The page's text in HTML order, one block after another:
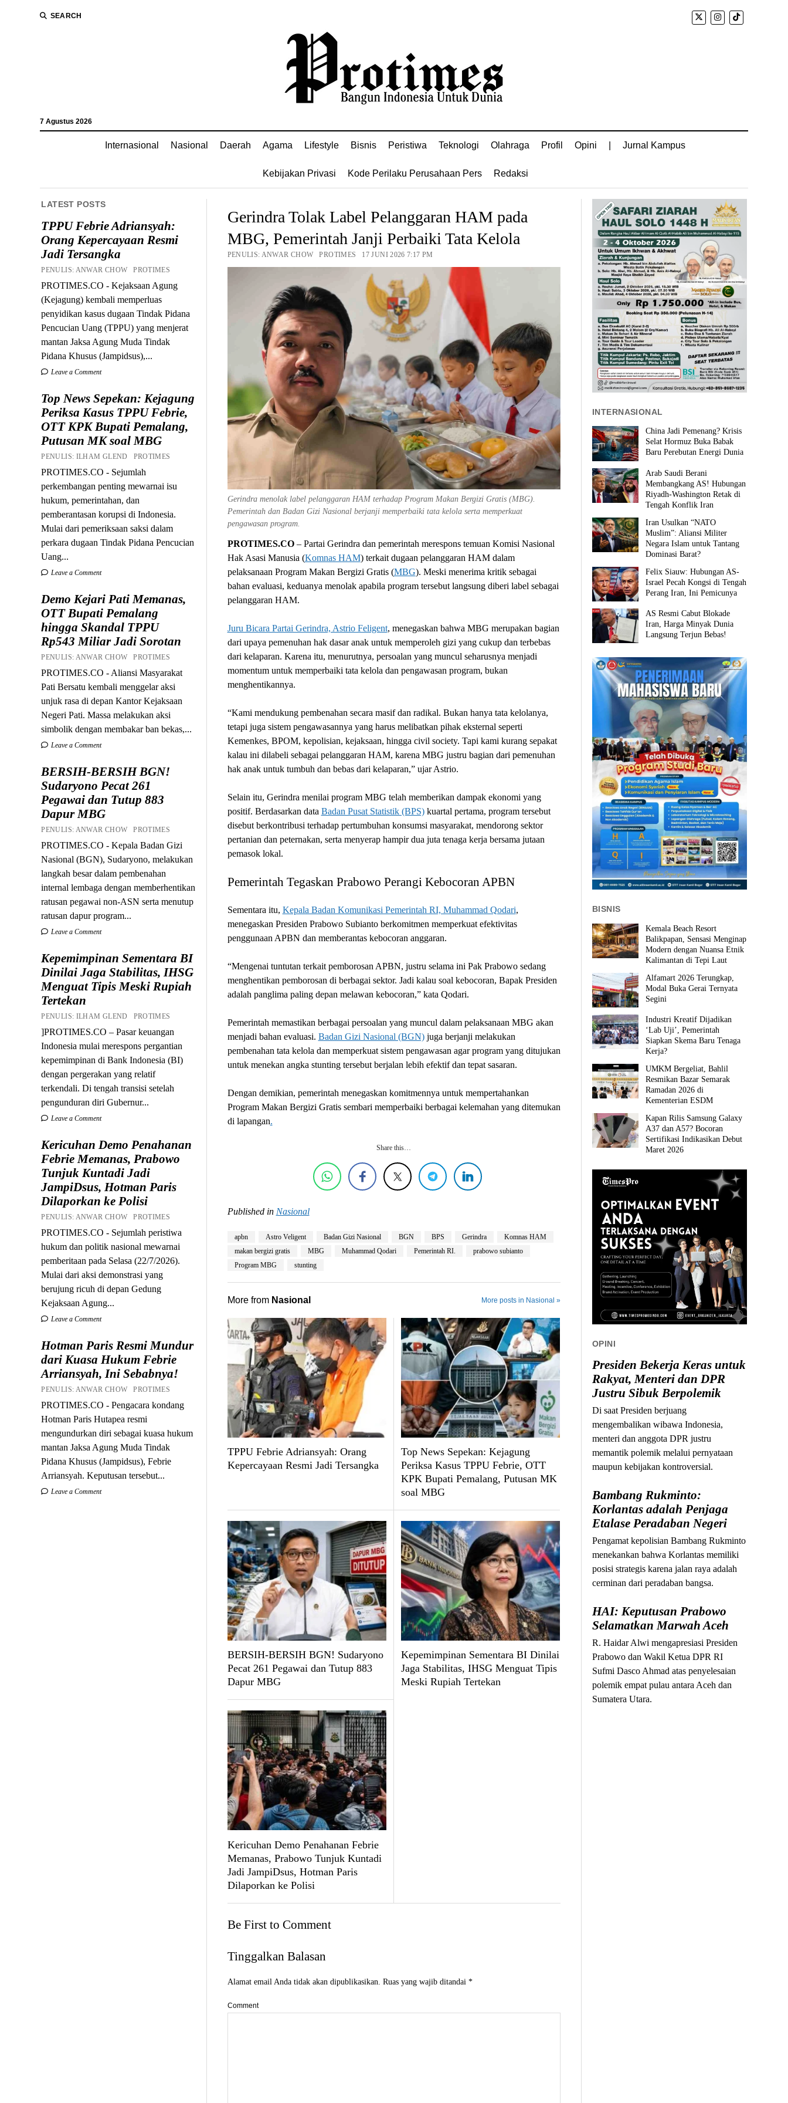
SEARCH
7 Agustus 2026
Internasional Nasional Daerah Agama Lifestyle Bisnis Peristiwa Teknologi Olahraga Profil Opini Jurnal Kampus
Kebijakan Privasi Kode Perilaku Perusahaan Pers Redaksi
LATEST POSTS
TPPU Febrie Adriansyah:
Orang Kepercayaan Resmi
Jadi Tersangka
PENULIS: ANWAR CHOW PROTIMES
PROTIMES.CO - Kejaksaan Agung
(Kejagung) kembali memperluas
penyidikan kasus dugaan Tindak Pidana
Pencucian Uang (TPPU) yang menjerat
mantan Jaksa Agung Muda Tindak
Pidana Khusus (Jampidsus),...
Leave a Comment
Top News Sepekan: Kejagung
Periksa Kasus TPPU Febrie,
OTT KPK Bupati Pemalang,
Putusan MK soal MBG
PENULIS: ILHAM GLEND PROTIMES
PROTIMES.CO - Sejumlah
perkembangan penting mewarnai isu
hukum, pemerintahan, dan
pemberantasan korupsi di Indonesia.
Mulai dari pemeriksaan saksi dalam
perkara dugaan Tindak Pidana Pencucian
Uang...
Leave a Comment
Demo Kejari Pati Memanas,
OTT Bupati Pemalang
hingga Skandal TPPU
Rp543 Miliar Jadi Sorotan
PENULIS: ANWAR CHOW PROTIMES
PROTIMES.CO - Aliansi Masyarakat
Pati Bersatu kembali menggelar aksi
unjuk rasa di depan Kantor Kejaksaan
Negeri Pati. Massa melakukan aksi
simbolik dengan membakar ban bekas,...
Leave a Comment
BERSIH-BERSIH BGN!
Sudaryono Pecat 261
Pegawai dan Tutup 883
Dapur MBG
PENULIS: ANWAR CHOW PROTIMES
PROTIMES.CO - Kepala Badan Gizi
Nasional (BGN), Sudaryono, melakukan
langkah besar dalam pembenahan
internal lembaga dengan memberhentikan
ratusan pegawai non-ASN serta menutup
ratusan dapur program...
Leave a Comment
Kepemimpinan Sementara BI
Dinilai Jaga Stabilitas, IHSG
Menguat Tipis Meski Rupiah
Tertekan
PENULIS: ILHAM GLEND PROTIMES
]PROTIMES.CO – Pasar keuangan
Indonesia mulai merespons pergantian
kepemimpinan di Bank Indonesia (BI)
dengan pergerakan yang relatif
terkendali. Di tengah transisi setelah
pengunduran diri Gubernur...
Leave a Comment
Kericuhan Demo Penahanan
Febrie Memanas, Prabowo
Tunjuk Kuntadi Jadi
JampiDsus, Hotman Paris
Dilaporkan ke Polisi
PENULIS: ANWAR CHOW PROTIMES
PROTIMES.CO - Sejumlah peristiwa
hukum dan politik nasional mewarnai
pemberitaan pada Selasa (22/7/2026).
Mulai dari aksi demonstrasi yang
berujung ricuh di depan Gedung
Kejaksaan Agung...
Leave a Comment
Hotman Paris Resmi Mundur
dari Kuasa Hukum Febrie
Arriansyah, Ini Sebabnya!
PENULIS: ANWAR CHOW PROTIMES
PROTIMES.CO - Pengacara kondang
Hotman Paris Hutapea resmi
mengundurkan diri sebagai kuasa hukum
mantan Jaksa Agung Muda Tindak
Pidana Khusus (Jampidsus), Febrie
Arriansyah. Keputusan tersebut...
Leave a Comment
Gerindra Tolak Label Pelanggaran HAM pada
MBG, Pemerintah Janji Perbaiki Tata Kelola
PENULIS: ANWAR CHOW PROTIMES 17 JUNI 2026 7:17 PM
Gerindra menolak label pelanggaran HAM terhadap Program Makan Bergizi Gratis (MBG).
Pemerintah dan Badan Gizi Nasional berjanji memperbaiki tata kelola serta memperkuat
pengawasan program.
PROTIMES.CO– Partai Gerindra dan pemerintah merespons temuan Komisi Nasional
Hak Asasi Manusia (Komnas HAM) terkait dugaan pelanggaran HAM dalam
pelaksanaan Program Makan Bergizi Gratis (MBG). Meski menerima kritik sebagai
bahan evaluasi, keduanya menolak apabila program tersebut langsung diberi label sebagai
pelanggaran HAM.
Juru Bicara Partai Gerindra, Astrio Feligent, menegaskan bahwa MBG merupakan bagian
dari upaya pemenuhan hak dasar anak untuk memperoleh gizi yang cukup dan terbebas
dari kelaparan. Karena itu, menurutnya, persoalan yang muncul seharusnya menjadi
momentum untuk memperbaiki tata kelola dan pengawasan program, bukan
menghentikannya.
“Kami mendukung pembenahan secara masif dan radikal. Bukan hanya tata kelolanya,
tetapi juga sistem pengawasannya yang harus melibatkan pihak eksternal seperti
Kemenkes, BPOM, kepolisian, kejaksaan, hingga civil society. Tapi kami kurang sepakat
kalau ini dilabeli sebagai pelanggaran HAM, karena MBG justru bagian dari pemenuhan
hak anak untuk tumbuh dan bebas dari kelaparan,” ujar Astrio.
Selain itu, Gerindra menilai program MBG telah memberikan dampak ekonomi yang
positif. Berdasarkan data Badan Pusat Statistik (BPS)kuartal pertama, program tersebut
disebut berkontribusi terhadap pertumbuhan konsumsi masyarakat, mendorong sektor
pertanian dan peternakan, serta menyerap hampir dua juta tenaga kerja bersama jutaan
pemasok lokal.
Pemerintah Tegaskan Prabowo Perangi Kebocoran APBN
Sementara itu, Kepala Badan Komunikasi Pemerintah RI, Muhammad Qodari,
menegaskan Presiden Prabowo Subianto berkomitmen memperkuat efektivitas
penggunaan APBN dan memberantas kebocoran anggaran.
“Mengenai tuntutan terkait pemborosan APBN, justru selama ini Pak Prabowo sedang
menghentikan pemborosan di berbagai sektor. Jadi kalau soal kebocoran, Bapak Presiden
adalah panglima paling depan melawan kebocoran,” kata Qodari.
Pemerintah memastikan berbagai persoalan yang muncul dalam pelaksanaan MBG akan
menjadi bahan evaluasi. Badan Gizi Nasional (BGN)juga berjanji melakukan
pembenahan tata kelola dan memperkuat sistem pengawasan agar program yang ditujukan
untuk menekan angka stunting tersebut berjalan lebih efektif dan tepat sasaran.
Dengan demikian, pemerintah menegaskan komitmennya untuk mempertahankan
Program Makan Bergizi Gratis sembari memperbaiki berbagai kelemahan yang ditemukan
di lapangan.
Share this…
Published in Nasional
apbn Astro Veligent Badan Gizi Nasional BGN BPS Gerindra
Komnas HAM
makan bergizi gratis
MBG Muhammad Qodari Pemerintah RI.
prabowo subianto
Program MBG
stunting
More from Nasional More posts in Nasional »
TPPU Febrie Adriansyah: Orang
Kepercayaan Resmi Jadi Tersangka
Top News Sepekan: Kejagung
Periksa Kasus TPPU Febrie, OTT
KPK Bupati Pemalang, Putusan MK
soal MBG
BERSIH-BERSIH BGN! Sudaryono
Pecat 261 Pegawai dan Tutup 883
Dapur MBG
Kepemimpinan Sementara BI Dinilai
Jaga Stabilitas, IHSG Menguat Tipis
Meski Rupiah Tertekan
Kericuhan Demo Penahanan Febrie
Memanas, Prabowo Tunjuk Kuntadi
Jadi JampiDsus, Hotman Paris
Dilaporkan ke Polisi
Be First to Comment
Tinggalkan Balasan
Alamat email Anda tidak akan dipublikasikan. Ruas yang wajib ditandai *
Comment
INTERNASIONAL
China Jadi Pemenang? Krisis
Selat Hormuz Buka Babak
Baru Perebutan Energi Dunia
Arab Saudi Berani
Membangkang AS! Hubungan
Riyadh-Washington Retak di
Tengah Konflik Iran
Iran Usulkan “NATO
Muslim”: Aliansi Militer
Negara Islam untuk Tantang
Dominasi Barat?
Felix Siauw: Hubungan AS-
Israel Pecah Kongsi di Tengah
Perang Iran, Ini Pemicunya
AS Resmi Cabut Blokade
Iran, Harga Minyak Dunia
Langsung Terjun Bebas!
BISNIS
Kemala Beach Resort
Balikpapan, Sensasi Menginap
Modern dengan Nuansa Etnik
Kalimantan di Tepi Laut
Alfamart 2026 Terungkap,
Modal Buka Gerai Ternyata
Segini
Industri Kreatif Dijadikan
‘Lab Uji’, Pemerintah
Siapkan Skema Baru Tenaga
Kerja?
UMKM Bergeliat, Bahlil
Resmikan Bazar Semarak
Ramadan 2026 di
Kementerian ESDM
Kapan Rilis Samsung Galaxy
A37 dan A57? Bocoran
Sertifikasi Indikasikan Debut
Maret 2026
OPINI
Presiden Bekerja Keras untuk
Rakyat, Menteri dan DPR
Justru Sibuk Berpolemik
Di saat Presiden berjuang
mengembalikan wibawa Indonesia,
menteri dan anggota DPR justru
memantik polemik melalui pernyataan
maupun kebijakan kontroversial.
Bambang Rukminto:
Korlantas adalah Penjaga
Etalase Peradaban Negeri
Pengamat kepolisian Bambang Rukminto
menekankan bahwa Korlantas memiliki
posisi strategis karena jalan raya adalah
cerminan dari peradaban bangsa.
HAI: Keputusan Prabowo
Selamatkan Marwah Aceh
R. Haidar Alwi mengapresiasi Presiden
Prabowo dan Wakil Ketua DPR RI
Sufmi Dasco Ahmad atas penyelesaian
polemik empat pulau antara Aceh dan
Sumatera Utara.